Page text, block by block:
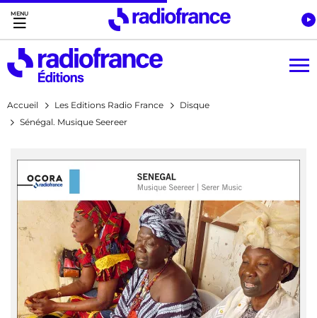
Accès direct :
Menu principal
Contenu
Accueil Les Editions Radio France
Disque
Sénégal. Musique Seereer